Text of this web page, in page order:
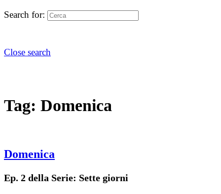
Search for:
Close search
Tag: Domenica
Domenica
Ep. 2 della Serie: Sette giorni